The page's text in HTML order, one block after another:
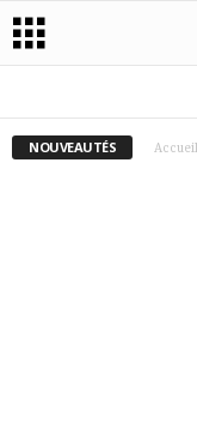
NOUVEAUTÉS Accueil